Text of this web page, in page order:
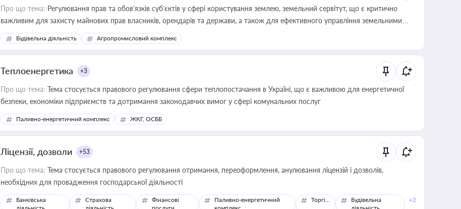
Про що тема: Регулювання прав та обов’язків суб’єктів у сфері користування землею, земельний сервітут, що є критично
важливим для захисту майнових прав власників, орендарів та держави, а також для ефективного управління земельними
ресурсами
Будівельна діяльність Агропромисловий комплекс
Теплоенергетика +3
Про що тема: Тема стосується правового регулювання сфери теплопостачання в Україні, що є важливою для енергетичної
безпеки, економіки підприємств та дотримання законодавчих вимог у сфері комунальних послуг
Паливно-енергетичний комплекс ЖКГ, ОСББ
Ліцензії, дозволи +53
Про що тема: Тема стосується правового регулювання отримання, переоформлення, анулювання ліцензій і дозволів,
необхідних для провадження господарської діяльності
Банківська
Страхова
Фінансові
Паливно-енергетичний
Торгівля
Будівельна
+2